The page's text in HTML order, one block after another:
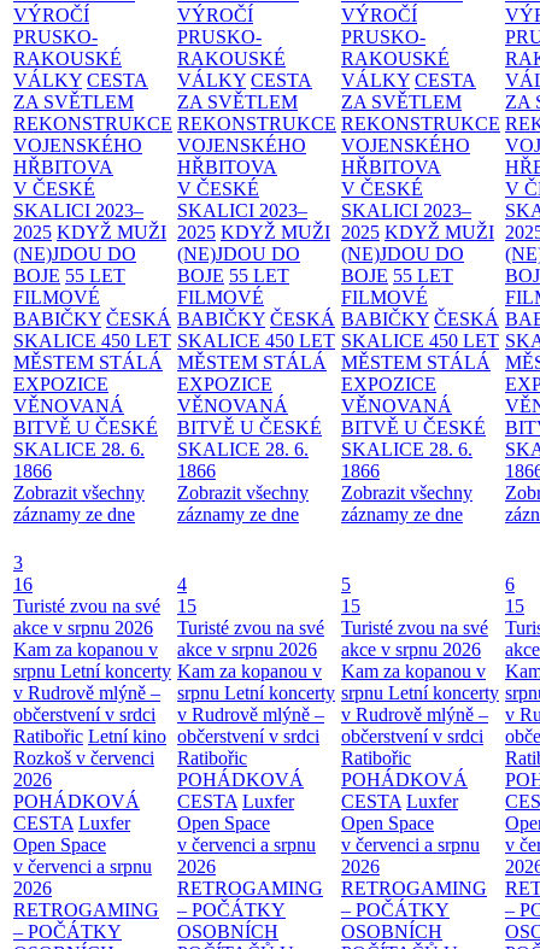
VÝROČÍ
PRUSKO-
RAKOUSKÉ
VÁLKY CESTA
ZA SVĚTLEM
REKONSTRUKCE
VOJENSKÉHO
HŘBITOVA
V ČESKÉ
SKALICI 2023–
2025 KDYŽ MUŽI
(NE)JDOU DO
BOJE 55 LET
FILMOVÉ
BABIČKY ČESKÁ
SKALICE 450 LET
MĚSTEM STÁLÁ
EXPOZICE
VĚNOVANÁ
BITVĚ U ČESKÉ
SKALICE 28. 6.
1866
Zobrazit všechny
záznamy ze dne
VÝROČÍ
PRUSKO-
RAKOUSKÉ
VÁLKY CESTA
ZA SVĚTLEM
REKONSTRUKCE
VOJENSKÉHO
HŘBITOVA
V ČESKÉ
SKALICI 2023–
2025 KDYŽ MUŽI
(NE)JDOU DO
BOJE 55 LET
FILMOVÉ
BABIČKY ČESKÁ
SKALICE 450 LET
MĚSTEM STÁLÁ
EXPOZICE
VĚNOVANÁ
BITVĚ U ČESKÉ
SKALICE 28. 6.
1866
Zobrazit všechny
záznamy ze dne
VÝROČÍ
PRUSKO-
RAKOUSKÉ
VÁLKY CESTA
ZA SVĚTLEM
REKONSTRUKCE
VOJENSKÉHO
HŘBITOVA
V ČESKÉ
SKALICI 2023–
2025 KDYŽ MUŽI
(NE)JDOU DO
BOJE 55 LET
FILMOVÉ
BABIČKY ČESKÁ
SKALICE 450 LET
MĚSTEM STÁLÁ
EXPOZICE
VĚNOVANÁ
BITVĚ U ČESKÉ
SKALICE 28. 6.
1866
Zobrazit všechny
záznamy ze dne
ZA
V
3
16
Turisté zvou na své
akce v srpnu 2026
Kam za kopanou v
srpnu Letní koncerty
v Rudrově mlýně –
občerstvení v srdci
Ratibořic Letní kino
Rozkoš v červenci
2026
POHÁDKOVÁ
CESTA Luxfer
Open Space
v červenci a srpnu
2026
RETROGAMING
– POČÁTKY
4
15
Turisté zvou na své
akce v srpnu 2026
Kam za kopanou v
srpnu Letní koncerty
v Rudrově mlýně –
občerstvení v srdci
Ratibořic
POHÁDKOVÁ
CESTA Luxfer
Open Space
v červenci a srpnu
2026
RETROGAMING
– POČÁTKY
OSOBNÍCH
5
15
Turisté zvou na své
akce v srpnu 2026
Kam za kopanou v
srpnu Letní koncerty
v Rudrově mlýně –
občerstvení v srdci
Ratibořic
POHÁDKOVÁ
CESTA Luxfer
Open Space
v červenci a srpnu
2026
RETROGAMING
– POČÁTKY
OSOBNÍCH
6
15
v
v
–